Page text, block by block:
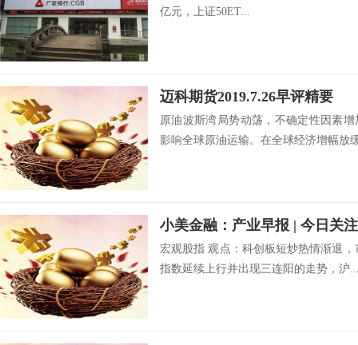
亿元，上证50ET...
迈科期货2019.7.26早评精要
原油波斯湾局势动荡，不确定性因素
影响全球原油运输。在全球经济增幅放
小美金融：产业早报 | 今日关
宏观股指 观点：科创板短炒热情渐退
指数延续上行并出现三连阳的走势，沪